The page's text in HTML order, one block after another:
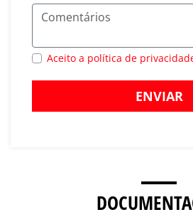
Aceito a política de
ENVIAR